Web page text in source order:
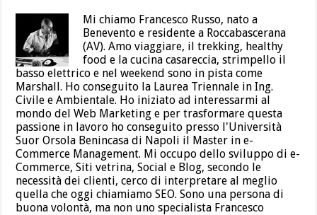
Mi chiamo Francesco Russo, nato a
Benevento e residente a Roccabascerana
(AV). Amo viaggiare, il trekking, healthy
food e la cucina casareccia, strimpello il
basso elettrico e nel weekend sono in pista come
Marshall. Ho conseguito la Laurea Triennale in Ing.
Civile e Ambientale. Ho iniziato ad interessarmi al
mondo del Web Marketing e per trasformare questa
passione in lavoro ho conseguito presso l'Università
Suor Orsola Benincasa di Napoli il Master in e-
Commerce Management. Mi occupo dello sviluppo di e-
Commerce, Siti vetrina, Social e Blog, secondo le
necessità dei clienti, cerco di interpretare al meglio
quella che oggi chiamiamo SEO. Sono una persona di
buona volontà, ma non uno specialista Francesco